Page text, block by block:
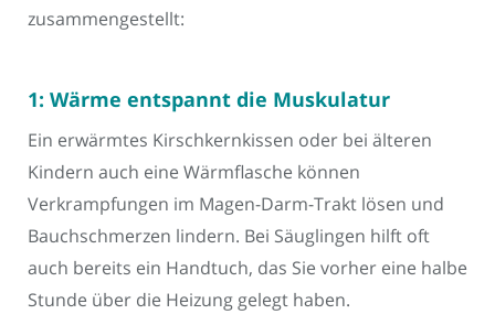
zusammengestellt:
1: Wärme entspannt die Muskulatur
Ein erwärmtes Kirschkernkissen oder bei älteren
Kindern auch eine Wärmflasche können
Verkrampfungen im Magen-Darm-Trakt lösen und
Bauchschmerzen lindern. Bei Säuglingen hilft oft
auch bereits ein Handtuch, das Sie vorher eine halbe
Stunde über die Heizung gelegt haben.